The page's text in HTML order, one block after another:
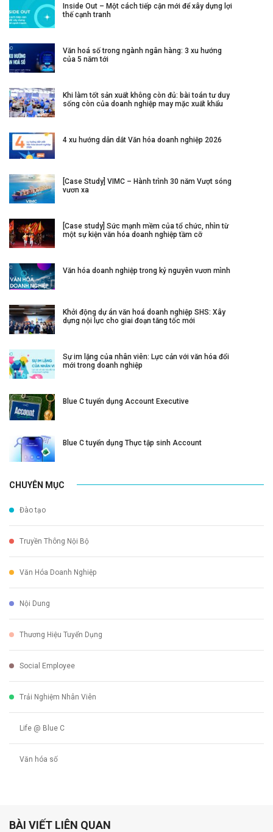
Inside Out – Một cách tiếp cận mới để xây dựng lợi
thế cạnh tranh
Văn hoá số trong ngành ngân hàng: 3 xu hướng
của 5 năm tới
Khi làm tốt sản xuất không còn đủ: bài toán tư duy
sống còn của doanh nghiệp may mặc xuất khẩu
4 xu hướng dẫn dắt Văn hóa doanh nghiệp 2026
[Case Study] VIMC – Hành trình 30 năm Vượt sóng
vươn xa
[Case study] Sức mạnh mềm của tổ chức, nhìn từ
một sự kiện văn hóa doanh nghiệp tầm cỡ
Văn hóa doanh nghiệp trong kỷ nguyên vươn mình
Khởi động dự án văn hoá doanh nghiệp SHS: Xây
dựng nội lực cho giai đoạn tăng tốc mới
Sự im lặng của nhân viên: Lực cản với văn hóa đổi
mới trong doanh nghiệp
Blue C tuyển dụng Account Executive
Blue C tuyển dụng Thực tập sinh Account
CHUYÊN MỤC
Đào tạo
Truyền Thông Nội Bộ
Văn Hóa Doanh Nghiệp
Nội Dung
Thương Hiệu Tuyển Dụng
Social Employee
Trải Nghiệm Nhân Viên
Life @ Blue C
Văn hóa số
BÀI VIẾT LIÊN QUAN